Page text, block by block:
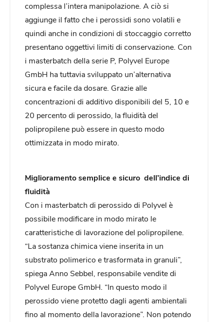
complessa l’intera manipolazione. A ciò si
aggiunge il fatto che i perossidi sono volatili e
quindi anche in condizioni di stoccaggio corretto
presentano oggettivi limiti di conservazione. Con
i masterbatch della serie P, Polyvel Europe
GmbH ha tuttavia sviluppato un’alternativa
sicura e facile da dosare. Grazie alle
concentrazioni di additivo disponibili del 5, 10 e
20 percento di perossido, la fluidità del
polipropilene può essere in questo modo
ottimizzata in modo mirato.
Miglioramento semplice e sicuro dell’indice di
fluidità
Con i masterbatch di perossido di Polyvel è
possibile modificare in modo mirato le
caratteristiche di lavorazione del polipropilene.
“La sostanza chimica viene inserita in un
substrato polimerico e trasformata in granuli”,
spiega Anno Sebbel, responsabile vendite di
Polyvel Europe GmbH. “In questo modo il
perossido viene protetto dagli agenti ambientali
fino al momento della lavorazione”. Non potendo